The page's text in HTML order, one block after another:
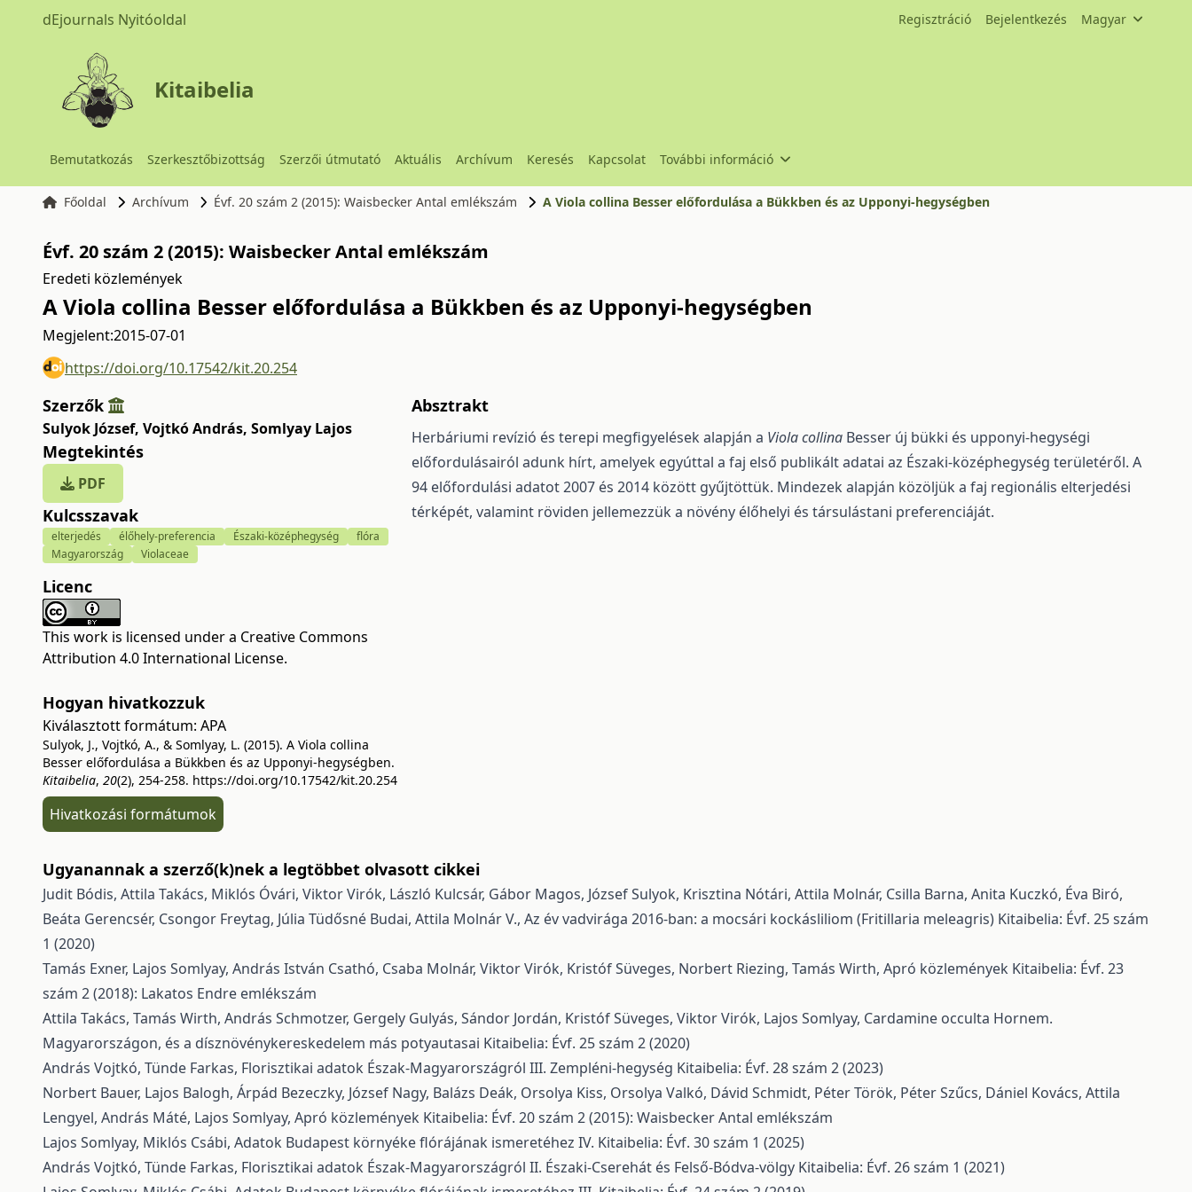
dEjournals Nyitóoldal Regisztráció Bejelentkezés Magyar
Kitaibelia
Bemutatkozás Szerkesztőbizottság Szerzői útmutató Aktuális Archívum Keresés Kapcsolat További információ
Főoldal Archívum Évf. 20 szám 2 (2015): Waisbecker Antal emlékszám A Viola collina Besser előfordulása a Bükkben és az Upponyi-hegységben
Évf. 20 szám 2 (2015): Waisbecker Antal emlékszám
Eredeti közlemények
A Viola collina Besser előfordulása a Bükkben és az Upponyi-hegységben
Megjelent:2015-07-01
https://doi.org/10.17542/kit.20.254
Szerzők
Sulyok József, Vojtkó András, Somlyay Lajos
Megtekintés
PDF
Kulcsszavak
elterjedés élőhely-preferencia Északi-középhegység
flóra
Magyarország
Violaceae
Licenc
This work is licensed under a Creative Commons
Attribution 4.0 International License.
Hogyan hivatkozzuk
Kiválasztott formátum: APA
Sulyok, J., Vojtkó, A., & Somlyay, L. (2015). A Viola collina
Besser előfordulása a Bükkben és az Upponyi-hegységben.
Kitaibelia, 20(2), 254-258. https://doi.org/10.17542/kit.20.254
Hivatkozási formátumok
Absztrakt
Herbáriumi revízió és terepi megfigyelések alapján a Viola collina Besser új bükki és upponyi-hegységi
előfordulásairól adunk hírt, amelyek egyúttal a faj első publikált adatai az Északi-középhegység területéről. A
94 előfordulási adatot 2007 és 2014 között gyűjtöttük. Mindezek alapján közöljük a faj regionális elterjedési
térképét, valamint röviden jellemezzük a növény élőhelyi és társulástani preferenciáját.
Ugyanannak a szerző(k)nek a legtöbbet olvasott cikkei
Judit Bódis, Attila Takács, Miklós Óvári, Viktor Virók, László Kulcsár, Gábor Magos, József Sulyok, Krisztina Nótári, Attila Molnár, Csilla Barna, Anita Kuczkó, Éva Biró,
Beáta Gerencsér, Csongor Freytag, Júlia Tüdősné Budai, Attila Molnár V., Az év vadvirága 2016-ban: a mocsári kockásliliom (Fritillaria meleagris) Kitaibelia: Évf. 25 szám
1 (2020)
Tamás Exner, Lajos Somlyay, András István Csathó, Csaba Molnár, Viktor Virók, Kristóf Süveges, Norbert Riezing, Tamás Wirth, Apró közlemények Kitaibelia: Évf. 23
szám 2 (2018): Lakatos Endre emlékszám
Attila Takács, Tamás Wirth, András Schmotzer, Gergely Gulyás, Sándor Jordán, Kristóf Süveges, Viktor Virók, Lajos Somlyay, Cardamine occulta Hornem.
Magyarországon, és a dísznövénykereskedelem más potyautasai Kitaibelia: Évf. 25 szám 2 (2020)
András Vojtkó, Tünde Farkas, Florisztikai adatok Észak-Magyarországról III. Zempléni-hegység Kitaibelia: Évf. 28 szám 2 (2023)
Norbert Bauer, Lajos Balogh, Árpád Bezeczky, József Nagy, Balázs Deák, Orsolya Kiss, Orsolya Valkó, Dávid Schmidt, Péter Török, Péter Szűcs, Dániel Kovács, Attila
Lengyel, András Máté, Lajos Somlyay, Apró közlemények Kitaibelia: Évf. 20 szám 2 (2015): Waisbecker Antal emlékszám
Lajos Somlyay, Miklós Csábi, Adatok Budapest környéke flórájának ismeretéhez IV. Kitaibelia: Évf. 30 szám 1 (2025)
András Vojtkó, Tünde Farkas, Florisztikai adatok Észak-Magyarországról II. Északi-Cserehát és Felső-Bódva-völgy Kitaibelia: Évf. 26 szám 1 (2021)